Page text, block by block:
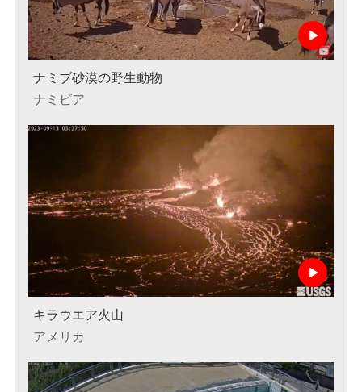
ナミブ砂漠の野生動物
ナミビア
キラウエア火山
アメリカ